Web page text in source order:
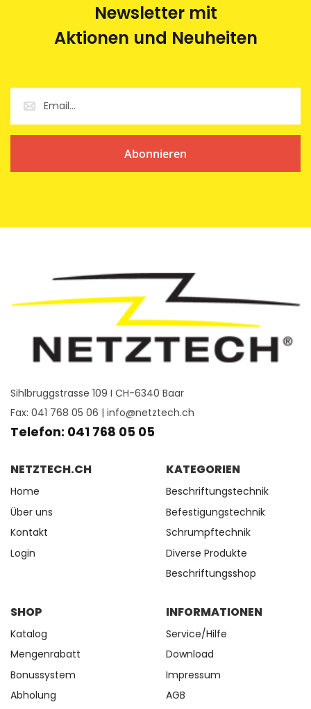
Newsletter mit
Aktionen und Neuheiten
Abonnieren
Sihlbruggstrasse 109 I CH-6340 Baar
Fax: 041 768 05 06 | info@netztech.ch
Telefon: 041 768 05 05
NETZTECH.CH
Home
Über uns
Kontakt
Login
KATEGORIEN
Beschriftungstechnik
Befestigungstechnik
Schrumpftechnik
Diverse Produkte
Beschriftungsshop
SHOP
Katalog
Mengenrabatt
Bonussystem
Abholung
INFORMATIONEN
Service/Hilfe
Download
Impressum
AGB